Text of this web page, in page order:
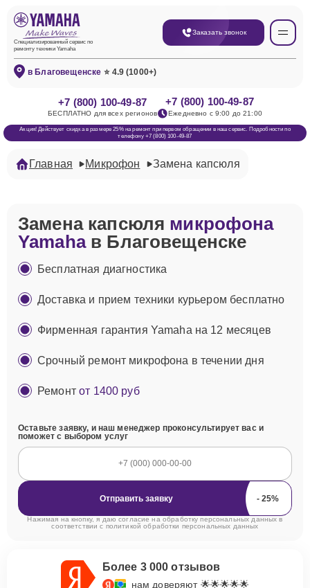
Специализированный сервис по
ремонту техники Yamaha
Заказать звонок
в Благовещенске ⭐ 4.9 (1000+)
+7 (800) 100-49-87
БЕСПЛАТНО для всех регионов
+7 (800) 100-49-87
Ежедневно с 9:00 до 21:00
Акция! Действует скидка в размере 25% на ремонт при первом обращении в наш сервис. Подробности по
телефону +7 (800) 100-49-87
Главная Микрофон Замена капсюля
Замена капсюля микрофона
Yamahaв Благовещенске
Бесплатная диагностика
Доставка и прием техники курьером бесплатно
Фирменная гарантия Yamaha на 12 месяцев
Срочный ремонт микрофона в течении дня
Ремонтот 1400 руб
Оставьте заявку, и наш менеджер проконсультирует вас и
поможет с выбором услуг
Отправить заявку
Нажимая на кнопку, я даю согласие на обработку персональных данных в
соответствии с политикой обработки персональных данных
Более 3 000 отзывов
нам доверяют 🌟🌟🌟🌟🌟